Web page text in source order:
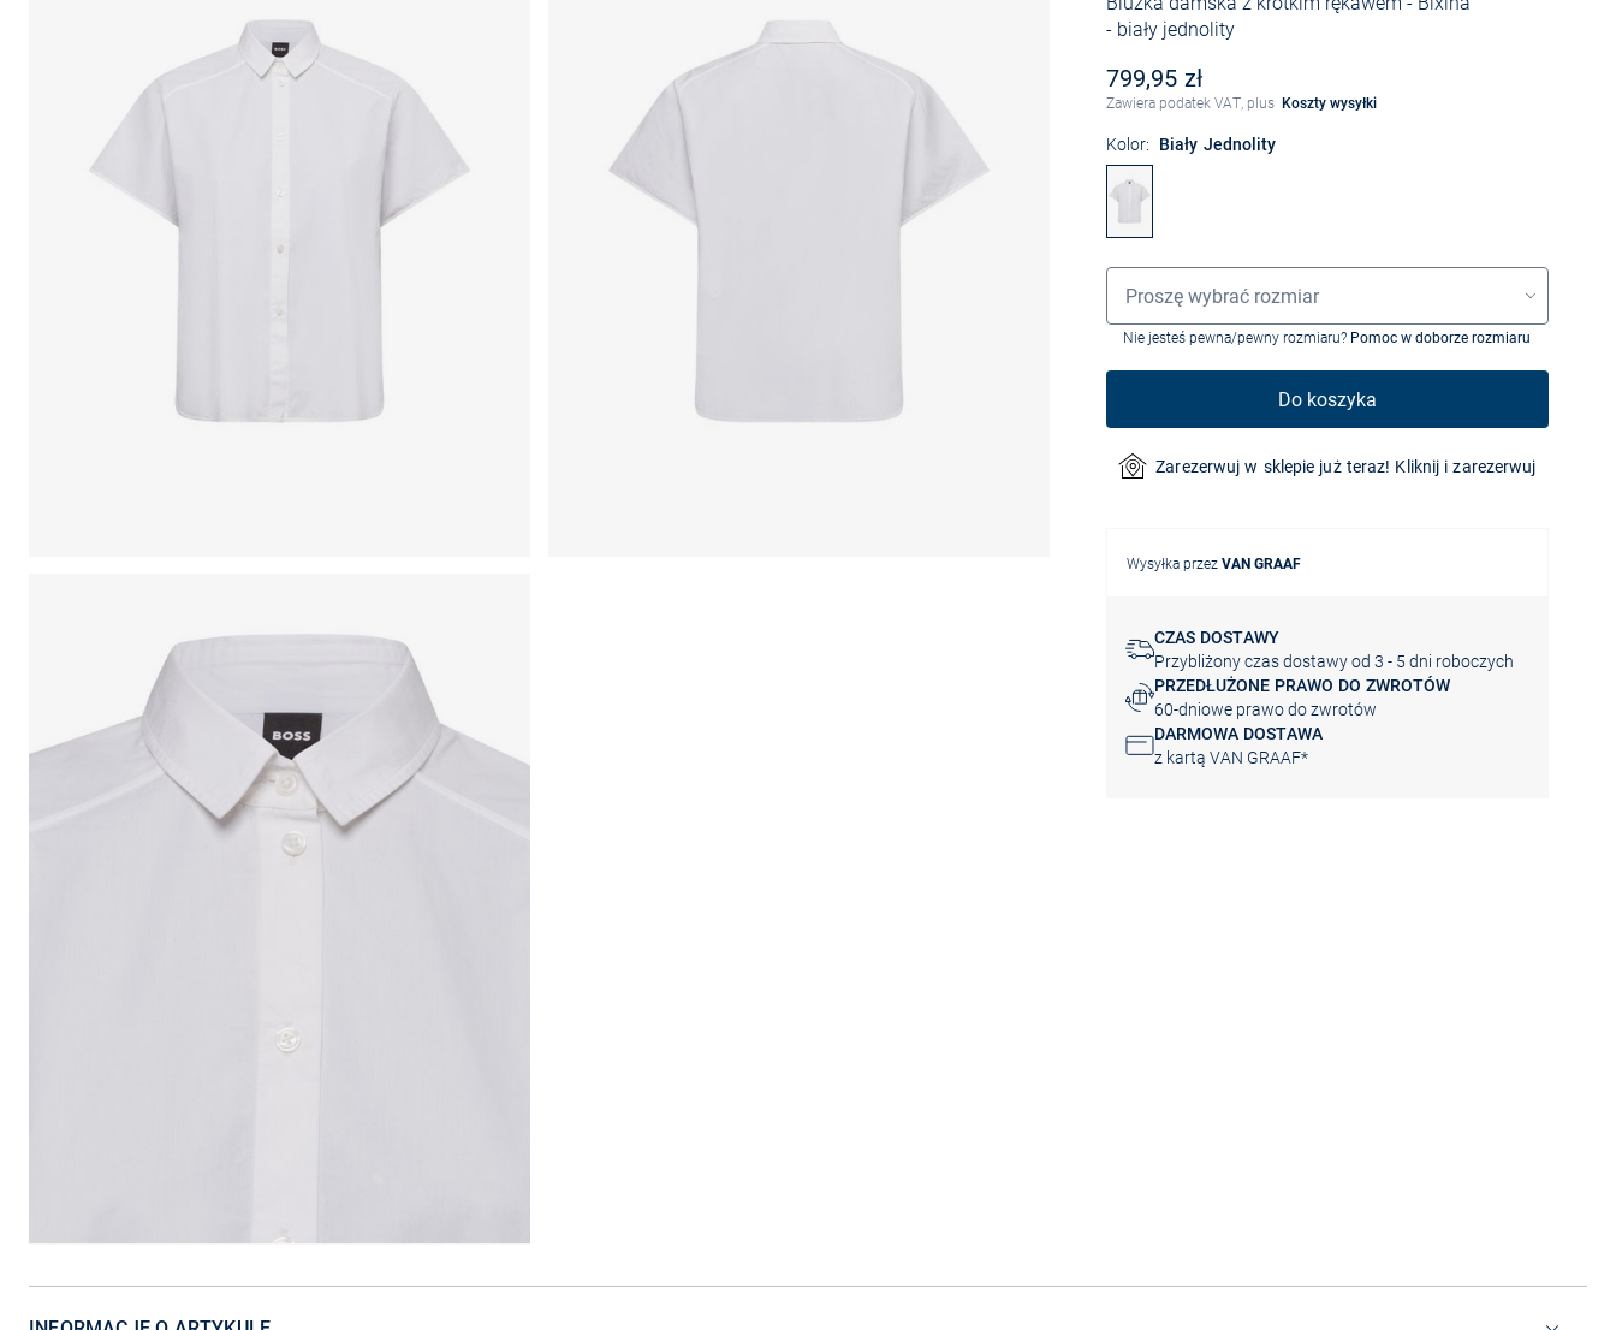
- biały jednolity
799,95 zł
Zawiera podatek VAT, plus Koszty wysyłki
Kolor: Biały Jednolity
Wybór rozmiaru
Proszę wybrać rozmiar
Nie jesteś pewna/pewny rozmiaru? Pomoc w doborze rozmiaru
Do koszyka
Zarezerwuj w sklepie już teraz! Kliknij i zarezerwuj
Wysyłka przez VAN GRAAF
CZAS DOSTAWY
Przybliżony czas dostawy od 3 - 5 dni roboczych
PRZEDŁUŻONE PRAWO DO ZWROTÓW
60-dniowe prawo do zwrotów
DARMOWA DOSTAWA
z kartą VAN GRAAF*